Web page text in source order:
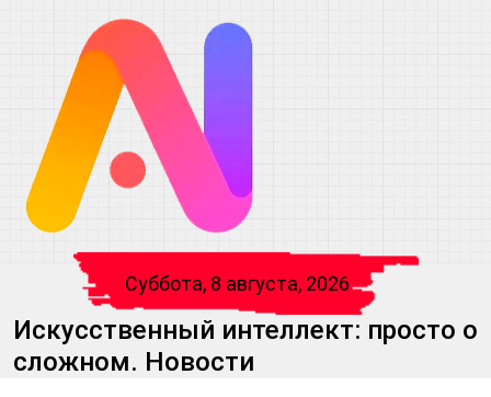
Суббота, 8 августа, 2026
Искусственный интеллект: просто о
сложном. Новости